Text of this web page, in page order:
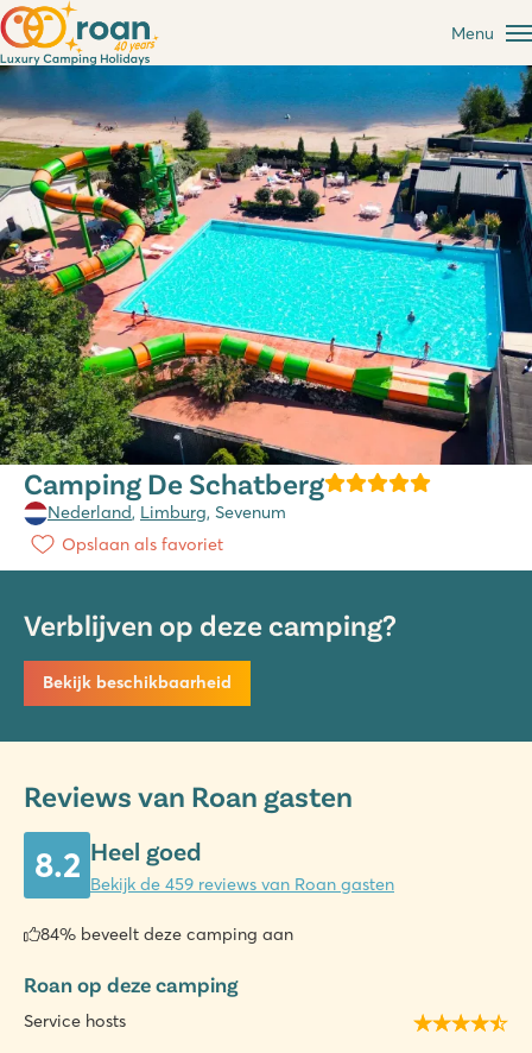
Menu
Camping De Schatberg
Nederland, Limburg, Sevenum
Opslaan als favoriet
Verblijven op deze camping?
Bekijk beschikbaarheid
Reviews van Roan gasten
8.2 Heel goed
Bekijk de 459 reviews van Roan gasten
84% beveelt deze camping aan
Roan op deze camping
Service hosts